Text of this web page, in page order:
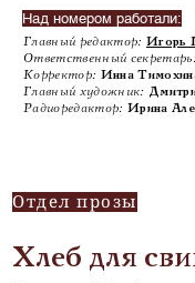
Над номером работали:
Главный редактор: Игорь
Ответственный секретарь:
Корректор: Инна
Главный художник:
Радиоредактор: Ирина
Отдел прозы
Хлеб для